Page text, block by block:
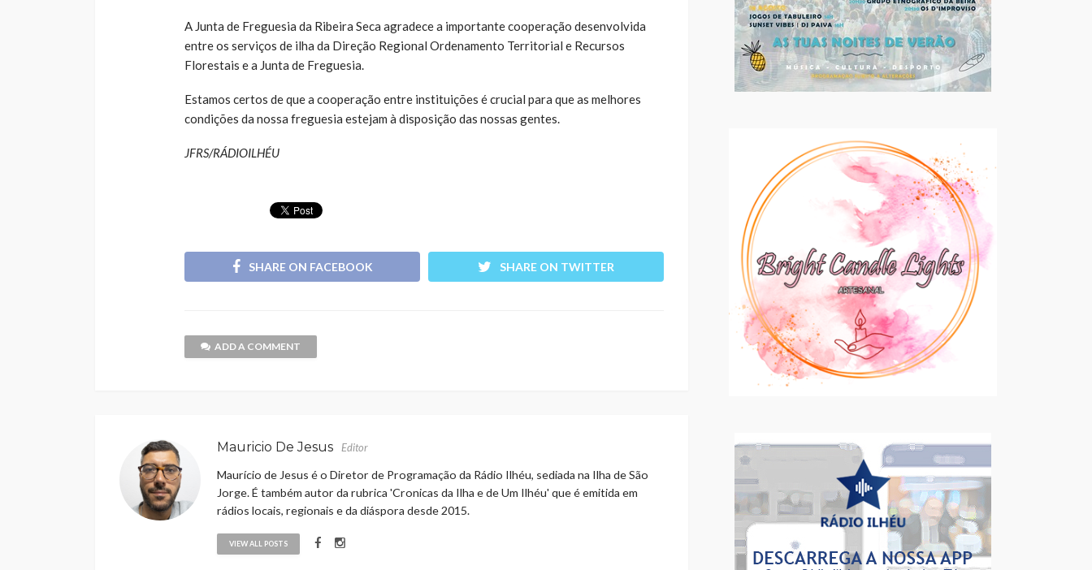
A Junta de Freguesia da Ribeira Seca agradece a importante cooperação desenvolvida
entre os serviços de ilha da Direção Regional Ordenamento Territorial e Recursos
Florestais e a Junta de Freguesia.
Estamos certos de que a cooperação entre instituições é crucial para que as melhores
condições da nossa freguesia estejam à disposição das nossas gentes.
JFRS/RÁDIOILHÉU
SHARE ON FACEBOOK SHARE ON TWITTER
ADD A COMMENT
Mauricio De Jesus Editor
Maurício de Jesus é o Diretor de Programação da Rádio Ilhéu, sediada na Ilha de São
Jorge. É também autor da rubrica 'Cronicas da Ilha e de Um Ilhéu' que é emitida em
rádios locais, regionais e da diáspora desde 2015.
VIEW ALL POSTS